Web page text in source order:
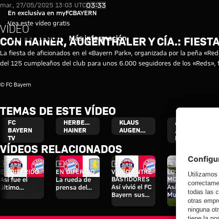
Vídeo: Fiesta de aficionados
Reproducir vídeo
En exclusiva en myFCBAYERN
Vea este vídeo gratis
Iniciar sesión Más información
mar., 27/05/2025 13:03 UTC03:33
VÍDEO
CON HAINER, AUGENTHALER Y CÍA.:
La fiesta de aficionados en el «Bayern Park», organizada por la peña
del 125 cumpleaños del club para unos 6.000 seguidores de los «Reds»,
© FC Bayern
TEMAS DE ESTE VÍDEO
FC
BAYERN
TV
HERBERT
HAINER
KLAUS
AUGENTHALER
AFICIONADOS
/ FANS /
VÍDEOS RELACIONADOS
Vídeo
EN DIFERIDO
Así fue el
último
Vídeo
EN DIFERIDO
La rueda de
prensa del
Vídeo
VÍDEO ENTRE
BASTIDORES
Así vivió el FC
Bayern sus
Vídeo
LOS MEJORES
MOMENTOS
Así fue el
Mundial de
clubes de fans
del FC Bayern